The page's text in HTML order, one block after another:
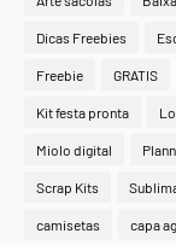
Dicas Freebies
Freebie GRATIS
Kit festa pronta
Miolo digital
Scrap Kits
camisetas capa